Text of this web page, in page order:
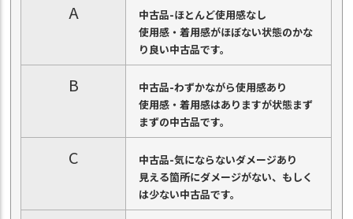
A
中古品-ほとんど使用感なし
使用感・着用感がほぼない状態のかな
り良い中古品です。
B
中古品-わずかながら使用感あり
使用感・着用感はありますが状態まず
まずの中古品です。
C
中古品-気にならないダメージあり
見える箇所にダメージがない、もしく
は少ない中古品です。